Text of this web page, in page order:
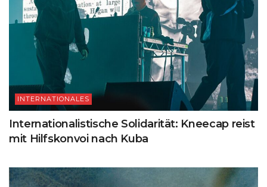
INTERNATIONALES
Internationalistische Solidarität: Kneecap reist
mit Hilfskonvoi nach Kuba